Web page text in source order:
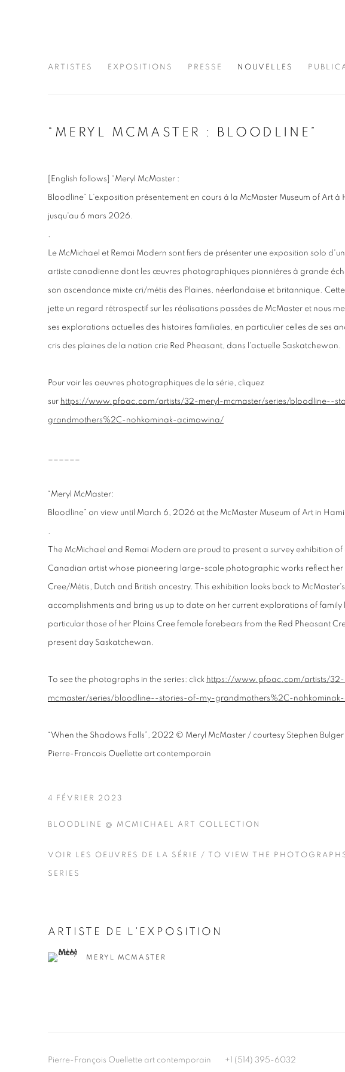
ARTISTES EXPOSITIONS PRESSE NOUVELLES
“MERYL MCMASTER : BLOODLINE”
[English follows] “Meryl McMaster :
Bloodline” L’exposition présentement en cours à la McMaster Museum of Art à
jusqu'au 6 mars 2026.
.
Le McMichael et Remai Modern sont fiers de présenter une exposition solo
artiste canadienne dont les œuvres photographiques pionnières à grande
son ascendance mixte cri/métis des Plaines, néerlandaise et britannique.
jette un regard rétrospectif sur les réalisations passées de McMaster et nous
ses explorations actuelles des histoires familiales, en particulier celles de ses
cris des plaines de la nation crie Red Pheasant, dans l'actuelle Saskatchewan.
Pour voir les oeuvres photographiques de la série, cliquez
sur https://www.pfoac.com/artists/32-meryl-mcmaster/series/bloodline--
grandmothers%2C-nohkominak-acimowina/
“Meryl McMaster:
Bloodline” on view until March 6, 2026 at the McMaster Museum of Art in
.
The McMichael and Remai Modern are proud to present a survey exhibition
Canadian artist whose pioneering large-scale photographic works reflect her
Cree/Métis, Dutch and British ancestry. This exhibition looks back to
accomplishments and bring us up to date on her current explorations of family
particular those of her Plains Cree female forebears from the Red Pheasant
present day Saskatchewan.
To see the photographs in the series: click https://www.pfoac.com/artists/
mcmaster/series/bloodline--stories-of-my-grandmothers%2C-
“When the Shadows Falls”, 2022 © Meryl McMaster / courtesy Stephen
Pierre-Francois Ouellette art contemporain
4 FÉVRIER 2023
BLOODLINE @ MCMICHAEL ART COLLECTION
VOIR LES OEUVRES DE LA SÉRIE / TO VIEW THE
SERIES
ARTISTE DE L'EXPOSITION
MERYL MCMASTER
Pierre-François Ouellette art contemporain +1 (514) 395-6032